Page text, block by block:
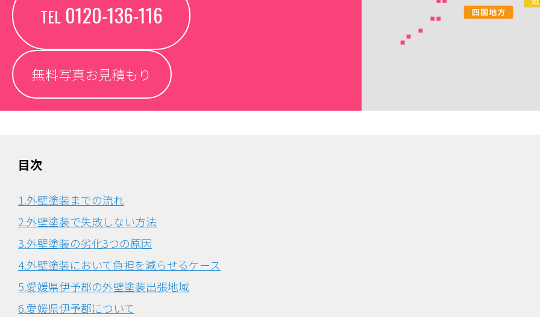
TEL0120-136-116
無料写真お見積もり
目次
1.外壁塗装までの流れ
2.外壁塗装で失敗しない方法
3.外壁塗装の劣化3つの原因
4.外壁塗装において負担を減らせるケース
5.愛媛県伊予郡の外壁塗装出張地域
6.愛媛県伊予郡について